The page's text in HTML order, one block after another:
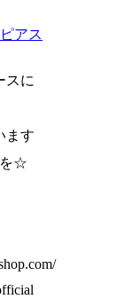
アス
スに
ます
を☆